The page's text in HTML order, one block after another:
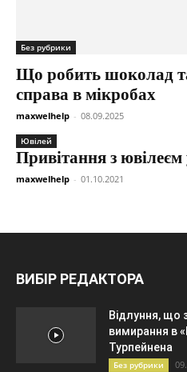
Без рубрики
Що робить шоколад
справа в мікробах
maxwelhelp - 08.09.2025
Ювілей
Привітання з
maxwelhelp - 01.10.2021
ВИБІР РЕДАКТОРА
Відлуння, що
вимирання в
Турпейнена
Без рубрики